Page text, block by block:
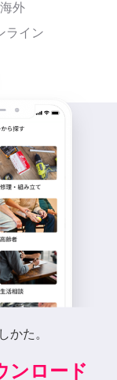
海外
ライン
かた。
ンロード